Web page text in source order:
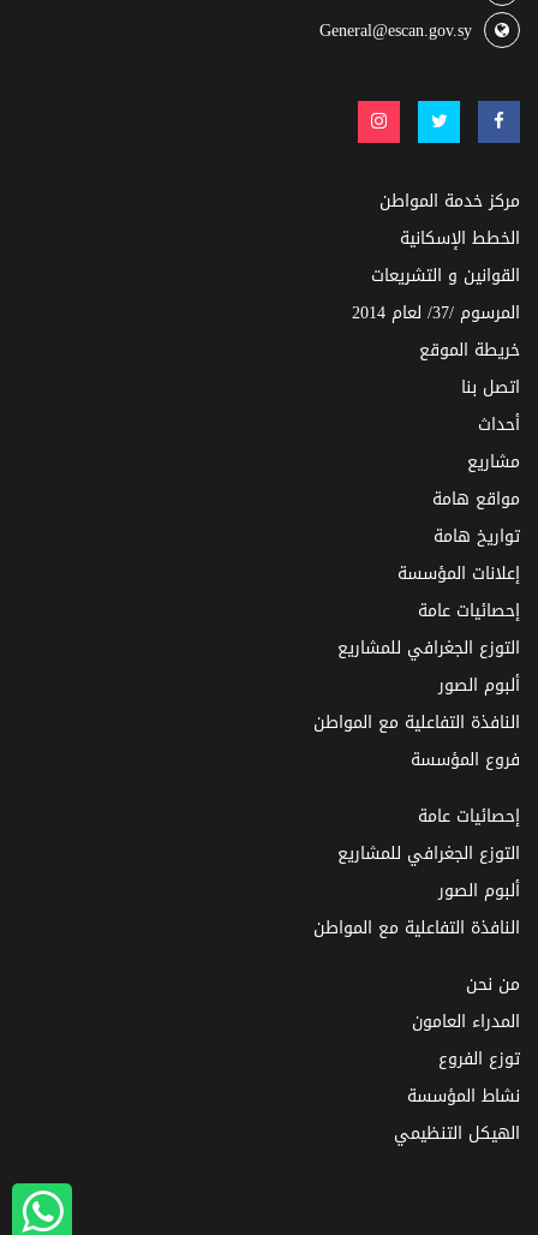
General@escan.gov.sy
مركز خدمة المواطن
الخطط الإسكانية
القوانين و التشريعات
المرسوم /37/ لعام 2014
خريطة الموقع
اتصل بنا
أحداث
مشاريع
مواقع هامة
تواريخ هامة
إعلانات المؤسسة
إحصائيات عامة
التوزع الجغرافي للمشاريع
ألبوم الصور
النافذة التفاعلية مع المواطن
فروع المؤسسة
إحصائيات عامة
التوزع الجغرافي للمشاريع
ألبوم الصور
النافذة التفاعلية مع المواطن
من نحن
المدراء العامون
توزع الفروع
نشاط المؤسسة
الهيكل التنظيمي